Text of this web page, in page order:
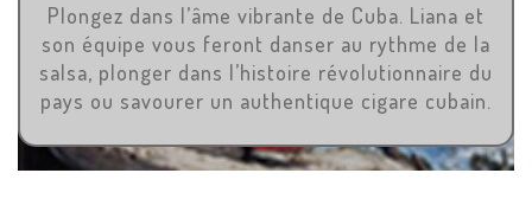
Plongez dans l’âme vibrante de Cuba. Liana et
son équipe vous feront danser au rythme de la
salsa, plonger dans l’histoire révolutionnaire du
pays ou savourer un authentique cigare cubain.